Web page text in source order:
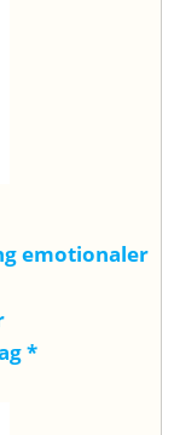
emotionaler
*